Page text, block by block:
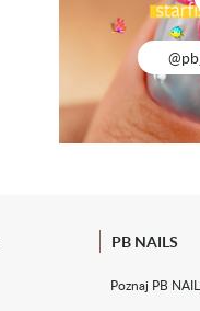
PB NAILS
Poznaj PB